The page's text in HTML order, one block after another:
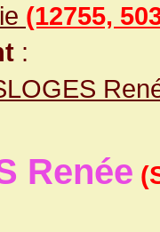
(12755,
:
Renée